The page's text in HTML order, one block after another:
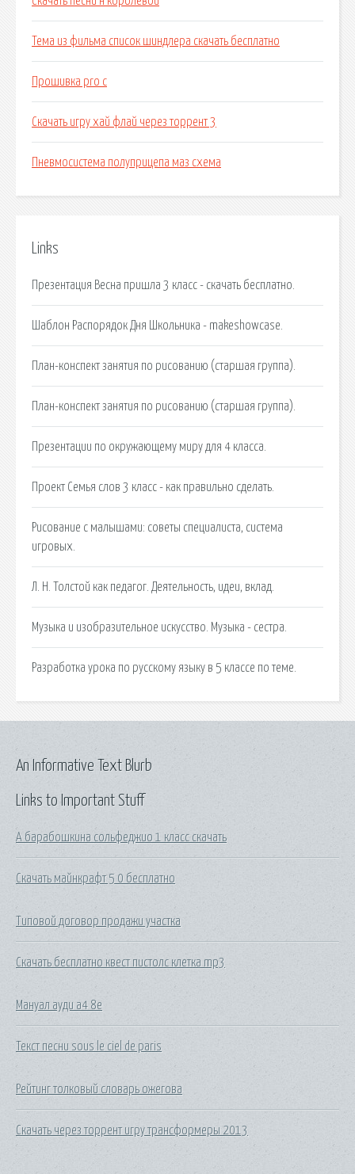
Тема из фильма список шиндлера скачать бесплатно
Прошивка pro c
Скачать игру хай флай через торрент 3
Пневмосистема полуприцепа маз схема
Links
Презентация Весна пришла 3 класс - скачать бесплатно.
Шаблон Распорядок Дня Школьника - makeshowcase.
План-конспект занятия по рисованию (старшая группа).
План-конспект занятия по рисованию (старшая группа).
Презентации по окружающему миру для 4 класса.
Проект Семья слов 3 класс - как правильно сделать.
Рисование с малышами: советы специалиста, система
игровых.
Л. Н. Толстой как педагог. Деятельность, идеи, вклад.
Музыка и изобразительное искусство. Музыка - сестра.
Разработка урока по русскому языку в 5 классе по теме.
Links to Important Stuff
А барабошкина сольфеджио 1 класс скачать
Скачать майнкрафт 5 0 бесплатно
Типовой договор продажи участка
Скачать бесплатно квест пистолс клетка mp3
Мануал ауди а4 8е
Текст песни sous le ciel de paris
Рейтинг толковый словарь ожегова
Скачать через торрент игру трансформеры 2013
An Informative Text Blurb